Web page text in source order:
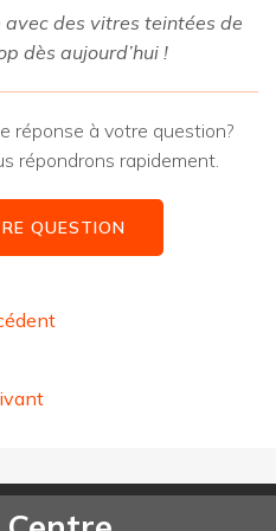
des vitres teintées de
dès aujourd’hui !
réponse à votre question?
répondrons rapidement.
QUESTION